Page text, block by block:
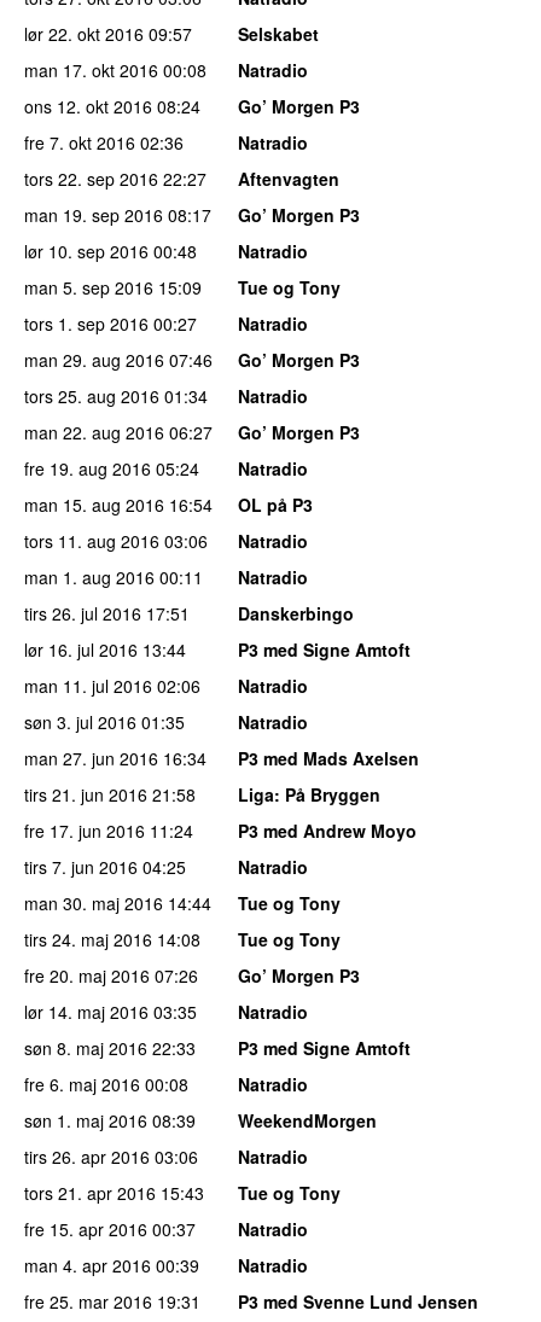
lør 22. okt 2016 09:57
Selskabet
man 17. okt 2016 00:08
Natradio
ons 12. okt 2016 08:24
Go’ Morgen P3
fre 7. okt 2016 02:36
Natradio
tors 22. sep 2016 22:27
Aftenvagten
man 19. sep 2016 08:17
Go’ Morgen P3
lør 10. sep 2016 00:48
Natradio
man 5. sep 2016 15:09
Tue og Tony
tors 1. sep 2016 00:27
Natradio
man 29. aug 2016 07:46
Go’ Morgen P3
tors 25. aug 2016 01:34
Natradio
man 22. aug 2016 06:27
Go’ Morgen P3
fre 19. aug 2016 05:24
Natradio
man 15. aug 2016 16:54
OL på P3
tors 11. aug 2016 03:06
Natradio
man 1. aug 2016 00:11
Natradio
tirs 26. jul 2016 17:51
Danskerbingo
lør 16. jul 2016 13:44
P3 med Signe Amtoft
man 11. jul 2016 02:06
Natradio
søn 3. jul 2016 01:35
Natradio
man 27. jun 2016 16:34
P3 med Mads Axelsen
tirs 21. jun 2016 21:58 Liga: På Bryggen
fre 17. jun 2016 11:24
P3 med Andrew Moyo
tirs 7. jun 2016 04:25
Natradio
man 30. maj 2016 14:44
Tue og Tony
tirs 24. maj 2016 14:08
Tue og Tony
fre 20. maj 2016 07:26
Go’ Morgen P3
lør 14. maj 2016 03:35
Natradio
søn 8. maj 2016 22:33
P3 med Signe Amtoft
fre 6. maj 2016 00:08
Natradio
søn 1. maj 2016 08:39
WeekendMorgen
tirs 26. apr 2016 03:06
Natradio
tors 21. apr 2016 15:43
Tue og Tony
fre 15. apr 2016 00:37
Natradio
man 4. apr 2016 00:39
Natradio
fre 25. mar 2016 19:31
P3 med Svenne Lund Jensen